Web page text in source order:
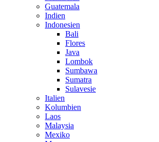
Guatemala
Indien
Indonesien
Bali
Flores
Java
Lombok
Sumbawa
Sumatra
Sulavesie
Italien
Kolumbien
Laos
Malaysia
Mexiko